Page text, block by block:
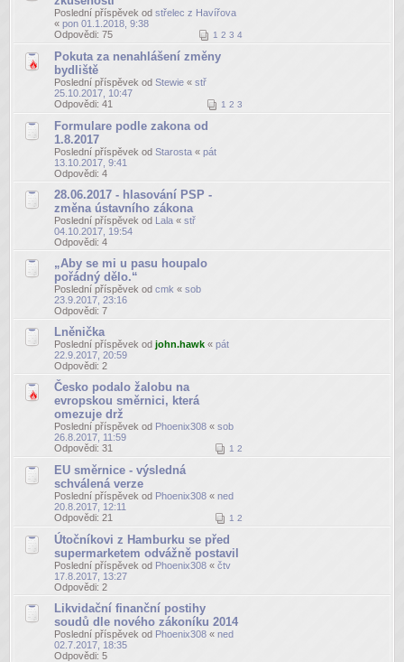
Poslední příspěvek od střelec z Havířova
« pon 01.1.2018, 9:38
Odpovědi: 75 1 2 3 4
Pokuta za nenahlášení změny
bydliště
Poslední příspěvek od Stewie « stř
25.10.2017, 10:47
Odpovědi: 41 1 2 3
Formulare podle zakona od
1.8.2017
Poslední příspěvek od Starosta « pát
13.10.2017, 9:41
Odpovědi: 4
28.06.2017 - hlasování PSP -
změna ústavního zákona
Poslední příspěvek od Lala « stř
04.10.2017, 19:54
Odpovědi: 4
„Aby se mi u pasu houpalo
pořádný dělo.“
Poslední příspěvek od cmk « sob
23.9.2017, 23:16
Odpovědi: 7
Lněnička
Poslední příspěvek od john.hawk « pát
22.9.2017, 20:59
Odpovědi: 2
Česko podalo žalobu na
evropskou směrnici, která
omezuje drž
Poslední příspěvek od Phoenix308 « sob
26.8.2017, 11:59
Odpovědi: 31 1 2
EU směrnice - výsledná
schválená verze
Poslední příspěvek od Phoenix308 « ned
20.8.2017, 12:11
Odpovědi: 21 1 2
Útočníkovi z Hamburku se před
supermarketem odvážně postavil
Poslední příspěvek od Phoenix308 « čtv
17.8.2017, 13:27
Odpovědi: 2
Likvidační finanční postihy
soudů dle nového zákoníku 2014
Poslední příspěvek od Phoenix308 « ned
02.7.2017, 18:35
Odpovědi: 5